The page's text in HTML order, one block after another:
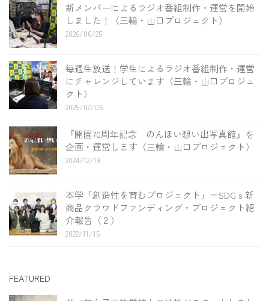
新メンバーによるラジオ番組制作・運営を開始
しました！（三輪・山口プロジェクト）
2026/06/25
毎週生放送！学生によるラジオ番組制作・運営
にチャレンジしています（三輪・山口プロジェ
クト）
2025/02/06
『開園70周年記念 のんほい想い出写真館』を
企画・運営します（三輪・山口プロジェクト）
2024/12/19
本学「創造性を育むプロジェクト」＝SDGｓ新
商品クラウドファンディング・プロジェクト紹
介報告（２）
2022/11/15
FEATURED